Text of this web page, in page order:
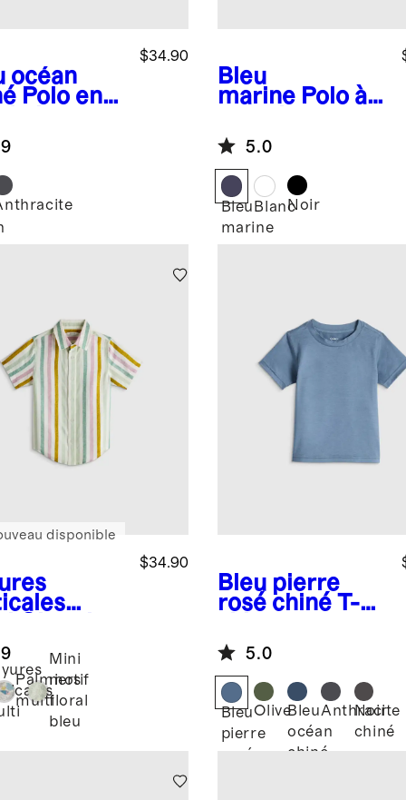
océan
Polo en
$34.90
Bleu
marine Polo à
longues en
piqué de coton
biologique
5.0
Bleu
marine
BlancNoir
100 %
à
$34.90
disponible
Palmiers
multi
Mini
motif
floral
bleu
Bleu pierre
rosé chiné T-
Flowknit
Breeze
5.0
Bleu
pierre
rosé
OliveBleu
océan
chiné
Anthracite
Noir
chiné